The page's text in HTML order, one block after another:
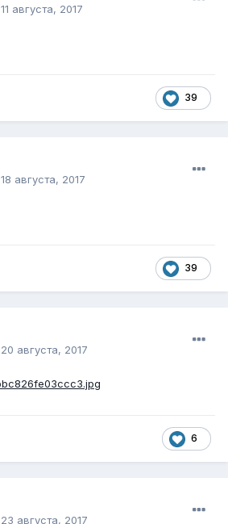
11 августа, 2017
39
18 августа, 2017
39
20 августа, 2017
6
23 августа, 2017